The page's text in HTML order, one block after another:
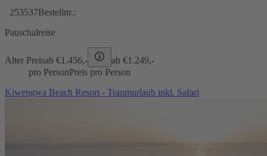
253537Bestellnr.:
Pauschalreise
Alter Preisab €1.456,- ab €1.249,-
pro PersonPreis pro Person
Kiwengwa Beach Resort - Traumurlaub inkl. Safari